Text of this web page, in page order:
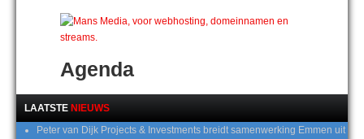
Agenda
LAATSTE NIEUWS
Peter van Dijk Projects & Investments breidt samenwerking Emmen uit